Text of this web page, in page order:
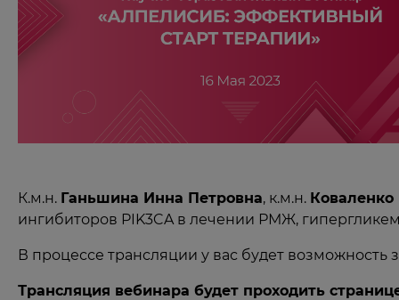
К.м.н. Ганьшина Инна Петровна, к.м.н.
ингибиторов PIK3CA в лечении РМЖ,
В процессе трансляции у вас будет возможность
Трансляция вебинара будет проходить